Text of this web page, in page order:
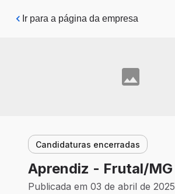
Pular para o conteúdo principal
Ir para a página da empresa
Candidaturas encerradas
Aprendiz - Frutal/MG
Publicada em 03 de abril de 2025